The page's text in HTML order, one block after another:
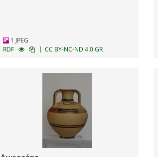
1 JPEG
RDF
| CC BY-NC-ND 4.0 GR